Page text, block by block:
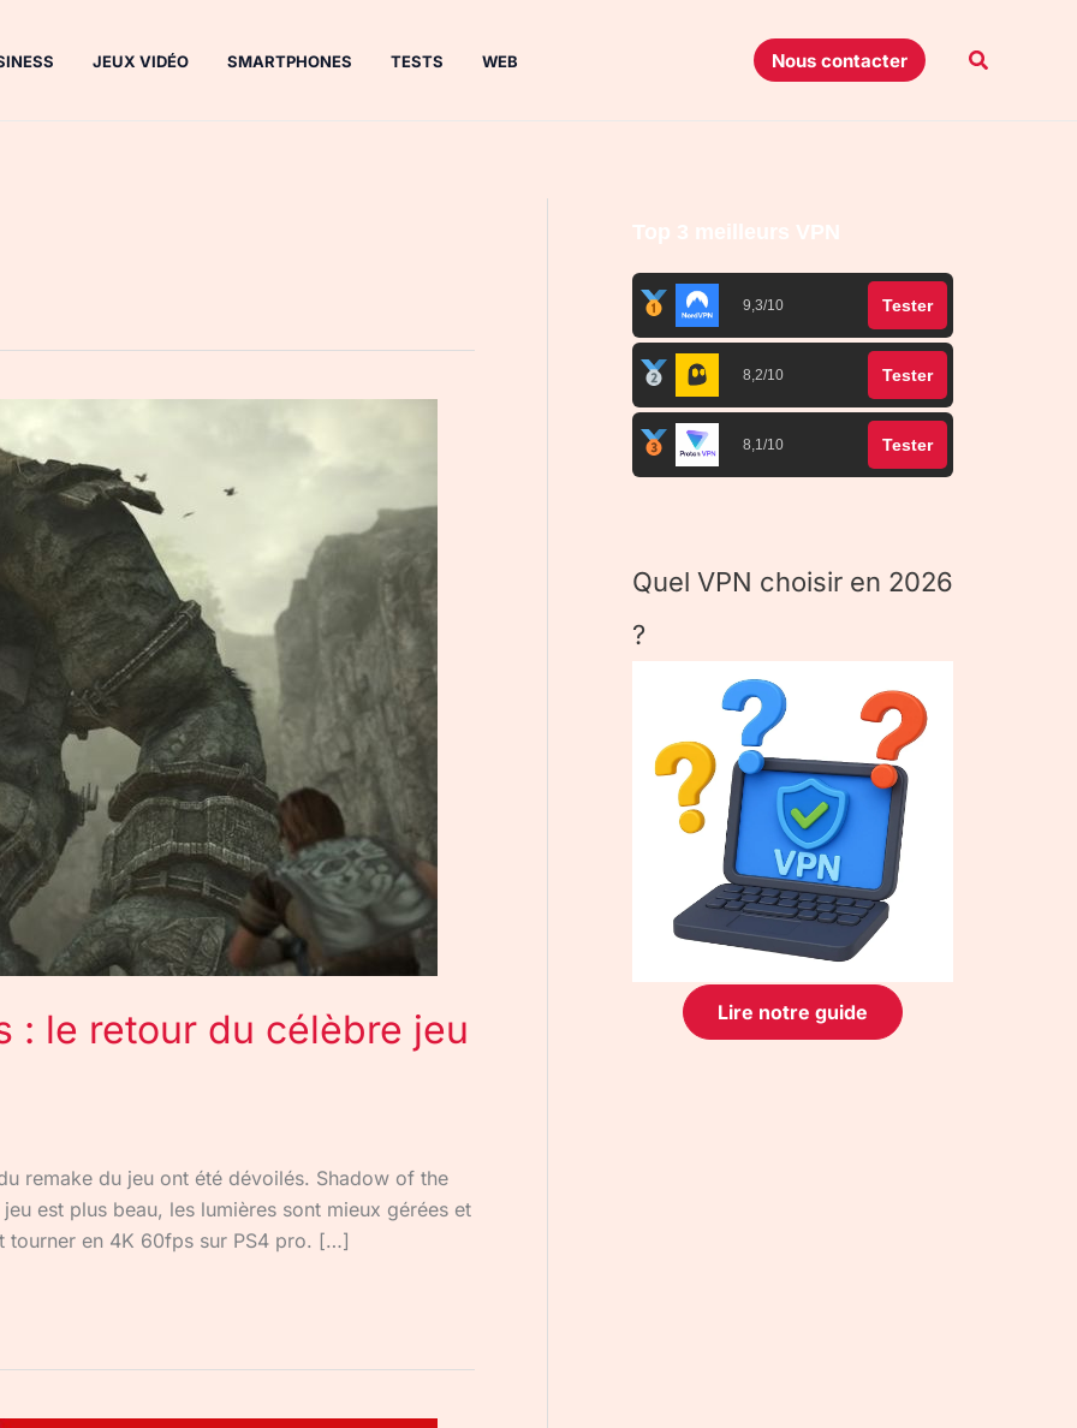
JEUX VIDÉO SMARTPHONES TESTS WEB Nous contacter
: le retour du célèbre jeu
remake du jeu ont été dévoilés. Shadow of the
est plus beau, les lumières sont mieux gérées et
tourner en 4K 60fps sur PS4 pro. […]
Top 3 meilleurs VPN
9,3/10 Tester
8,2/10 Tester
8,1/10 Tester
Quel VPN choisir en 2026
?
Lire notre guide